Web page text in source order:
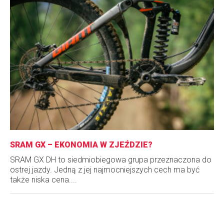
SRAM GX – EKONOMIA W ZJEŹDZIE?
SRAM GX DH to siedmiobiegowa grupa przeznaczona do
ostrej jazdy. Jedną z jej najmocniejszych cech ma być
także niska cena....